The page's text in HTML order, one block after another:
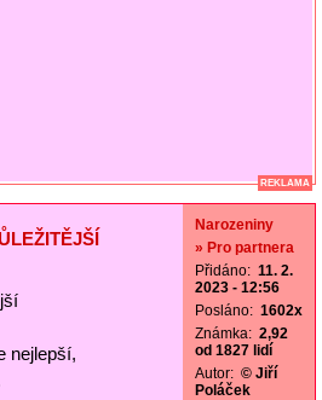
REKLAMA
nejlepší,
Narozeniny
» Pro partnera
Přidáno: 11. 2.
2023 - 12:56
Posláno: 1602x
Známka: 2,92
od 1827 lidí
Autor: © Jiří
Poláček